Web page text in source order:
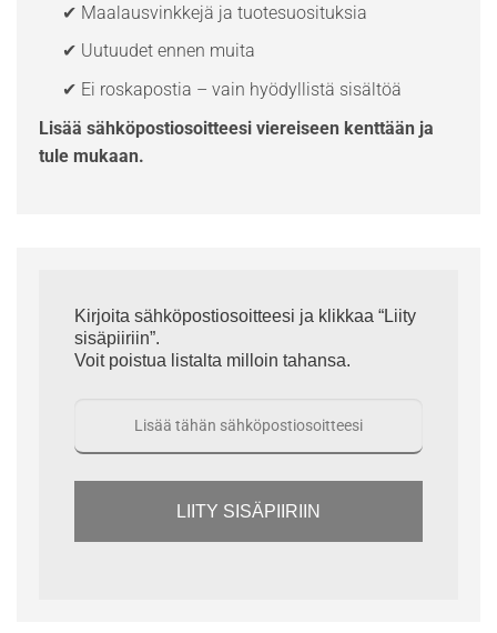
✔ Maalausvinkkejä ja tuotesuosituksia
✔ Uutuudet ennen muita
✔ Ei roskapostia – vain hyödyllistä sisältöä
Lisää sähköpostiosoitteesi viereiseen kenttään ja
tule mukaan.
Kirjoita sähköpostiosoitteesi ja klikkaa “Liity
sisäpiiriin”.
Voit poistua listalta milloin tahansa.
LIITY SISÄPIIRIIN